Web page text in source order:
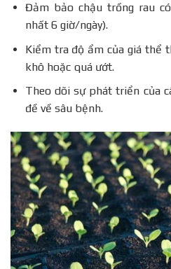
Đảm bảo chậu trồng rau
nhất 6 giờ/ngày).
Kiểm tra độ ẩm của giá thể
khô hoặc quá ướt.
Theo dõi sự phát triển của
đề về sâu bệnh.